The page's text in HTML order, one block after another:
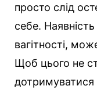
просто слід
себе.
вагітності,
Щоб цього не
дотримуватися